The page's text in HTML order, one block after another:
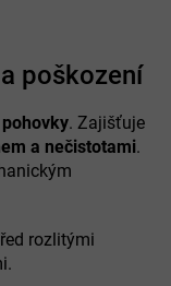
poškození
. Zajišťuje
a nečistotami.
rozlitými